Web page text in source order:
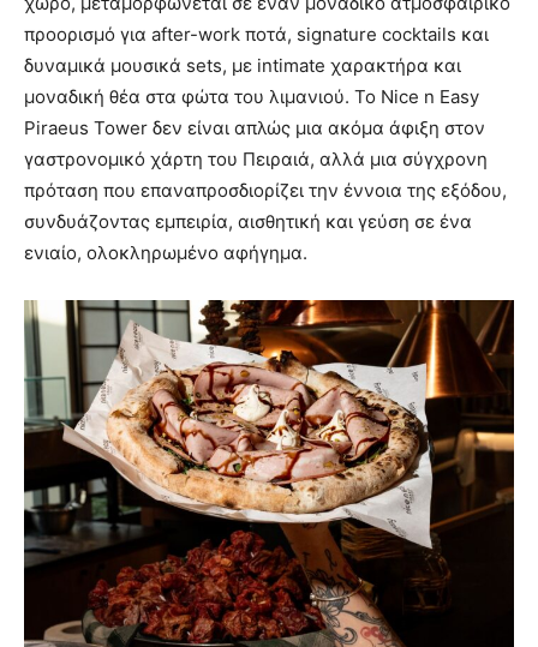
προορισμό για after-work ποτά, signature cocktails και
δυναμικά μουσικά sets, με intimate χαρακτήρα και
μοναδική θέα στα φώτα του λιμανιού. Το Nice n Easy
Piraeus Tower δεν είναι απλώς μια ακόμα άφιξη στον
γαστρονομικό χάρτη του Πειραιά, αλλά μια σύγχρονη
πρόταση που επαναπροσδιορίζει την έννοια της εξόδου,
συνδυάζοντας εμπειρία, αισθητική και γεύση σε ένα
ενιαίο, ολοκληρωμένο αφήγημα.